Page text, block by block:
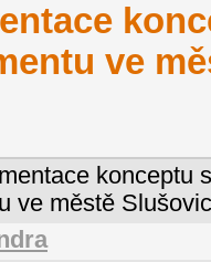
ve
konceptu
ve městě